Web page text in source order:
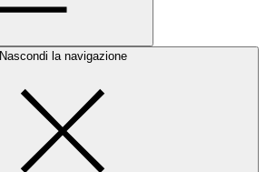
Nascondi la navigazione